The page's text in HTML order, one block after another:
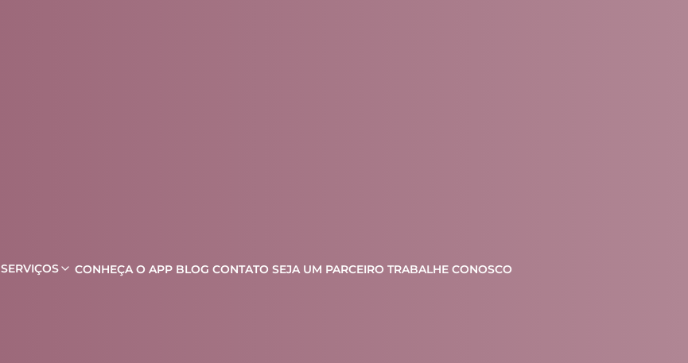
SERVIÇOS CONHEÇA O APP BLOG CONTATO SEJA UM PARCEIRO TRABALHE CONOSCO